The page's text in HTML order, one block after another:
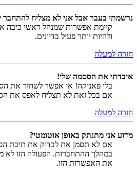
נרשמתי בעבר אבל אני לא מצליח להתחבר
קיימת אפשרות שמנהל ראשי כיבה
ולהיות יותר פעיל בדיונים.
חזרה למעלה
איבדתי את הססמה שלי!
בלי פאניקה! אי אפשר לשחזר את
אם בכל זאת לא תצליח לאפס את
חזרה למעלה
מדוע אני מתנתק באופן אוטומטי?
אם לא תסמן את לבדוק את תיבת
במהלך ההתחברות. הפעולה הזו
את האפשרות הזו.